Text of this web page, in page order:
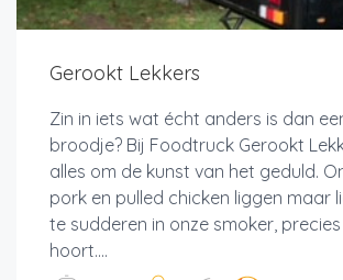
Gerookt Lekkers
Zin in iets wat écht anders is dan
broodje? Bij Foodtruck Gerookt
alles om de kunst van het geduld.
pork en pulled chicken liggen maar
te sudderen in onze smoker,
hoort....